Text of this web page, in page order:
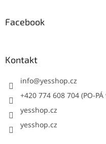
Facebook
Kontakt
info@yesshop.cz
+420 774 608 704 (PO-
yesshop.cz
yesshop.cz